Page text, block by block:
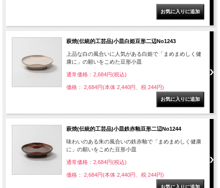
萩焼(伝統的工芸品)小皿白姫豆形二辺No1243
上品な白の風合いに人気がある白姫で「まめまめしく健
康に」の願いをこめた豆形小皿
通常価格：2,684円(税込)
価格： 2,684円(本体 2,440円、税 244円)
萩焼(伝統的工芸品)小皿鉄赤釉豆形二辺No1244
味わいのある朱の風合いの鉄赤釉で「まめまめしく健康
に」の願いをこめた豆形小皿
通常価格：2,684円(税込)
価格： 2,684円(本体 2,440円、税 244円)